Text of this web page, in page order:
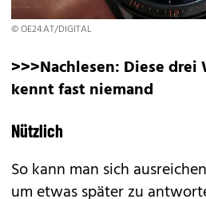
© OE24.AT/DIGITAL
>>>Nachlesen: Diese drei
kennt fast niemand
Nützlich
So kann man sich
um etwas später zu